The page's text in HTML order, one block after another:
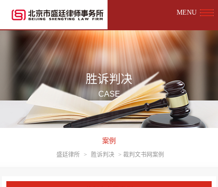
MENU
胜诉判决
CASE
案例
盛廷律所 > 胜诉判决 > 裁判文书网案例